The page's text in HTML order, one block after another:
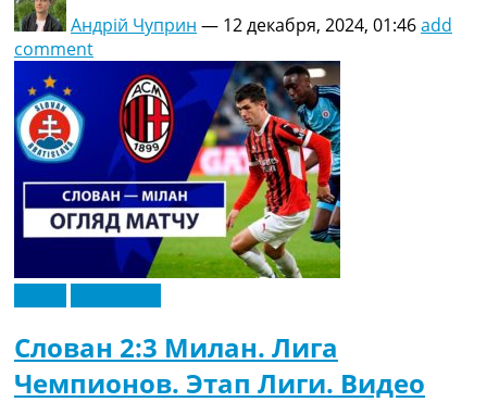
Андрій Чуприн — 12 декабря, 2024, 01:46add
comment
Слован 2:3 Милан. Лига
Чемпионов. Этап Лиги. Видео